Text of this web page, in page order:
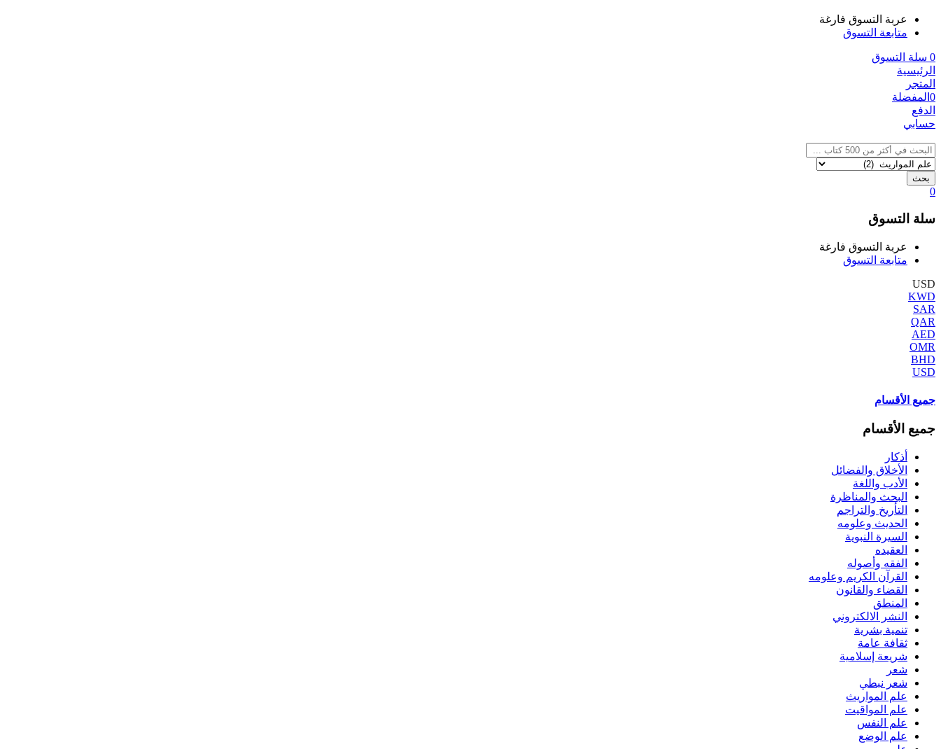
عربة التسوق فارغة
متابعة التسوق
0 سلة التسوق
الرئيسية
المتجر
0 المفضلة
الدفع
حسابي
بحث
0
سلة التسوق
عربة التسوق فارغة
متابعة التسوق
USD
KWD
SAR
QAR
AED
OMR
BHD
USD
جميع الأقسام
جميع الأقسام
أذكار
الأخلاق والفضائل
الأدب واللغة
البحث والمناظرة
التأريخ والتراجم
الحديث وعلومه
السيرة النبوية
العقيده
الفقه وأصوله
القرآن الكريم وعلومه
القضاء والقانون
المنطق
النشر الالكتروني
تنمية بشرية
ثقافة عامة
شريعة إسلامية
شعر
شعر نبطي
علم المواريث
علم المواقيت
علم النفس
علم الوضع